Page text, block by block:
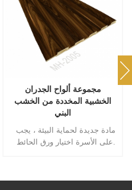
مجموعة ألواح الجدران
الخشبية المخددة من الخشب
البني
مادة جديدة لحماية البيئة ، يجب
على الأسرة اختيار ورق الحائط.